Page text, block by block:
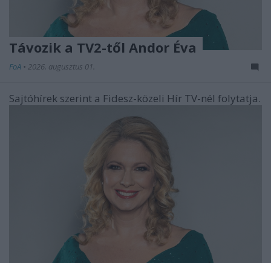
Távozik a TV2-től Andor Éva
FoA • 2026. augusztus 01.
Sajtóhírek szerint a Fidesz-közeli Hír TV-nél folytatja.